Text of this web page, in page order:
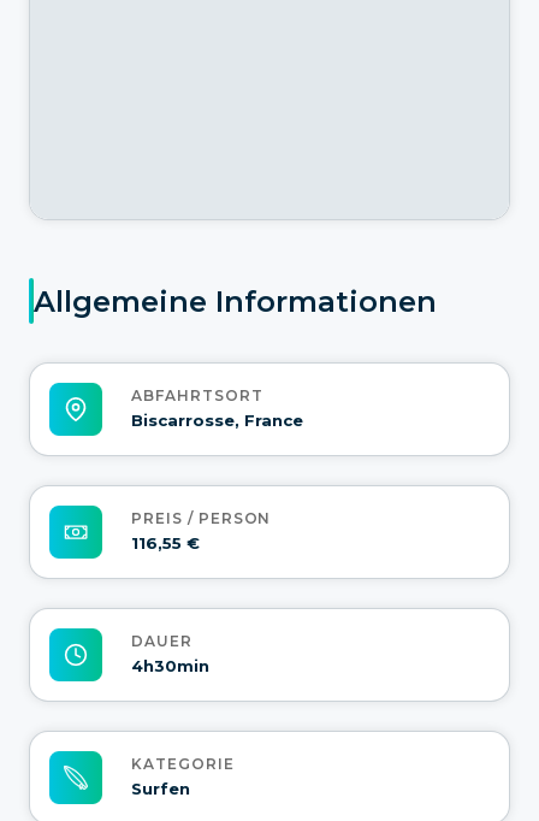
Allgemeine Informationen
ABFAHRTSORT
Biscarrosse, France
PREIS / PERSON
116,55 €
DAUER
4h30min
KATEGORIE
Surfen